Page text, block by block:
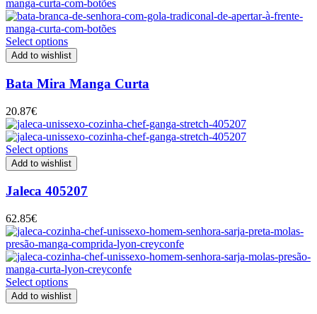
Select options
Add to wishlist
Bata Mira Manga Curta
20.87€
Select options
Add to wishlist
Jaleca 405207
62.85€
Select options
Add to wishlist